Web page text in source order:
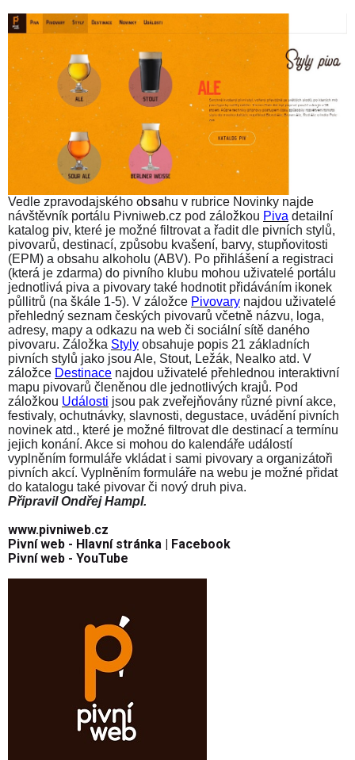
Vedle zpravodajského obsahu v rubrice Novinky najde
návštěvník portálu Pivniweb.cz pod záložkou Piva detailní
katalog piv, které je možné filtrovat a řadit dle pivních stylů,
pivovarů, destinací, způsobu kvašení, barvy, stupňovitosti
(EPM) a obsahu alkoholu (ABV). Po přihlášení a registraci
(která je zdarma) do pivního klubu mohou uživatelé portálu
jednotlivá piva a pivovary také hodnotit přidáváním ikonek
půllitrů (na škále 1-5). V záložce Pivovary najdou uživatelé
přehledný seznam českých pivovarů včetně názvu, loga,
adresy, mapy a odkazu na web či sociální sítě daného
pivovaru. Záložka Styly obsahuje popis 21 základních
pivních stylů jako jsou Ale, Stout, Ležák, Nealko atd. V
záložce Destinace najdou uživatelé přehlednou interaktivní
mapu pivovarů členěnou dle jednotlivých krajů. Pod
záložkou Události jsou pak zveřejňovány různé pivní akce,
festivaly, ochutnávky, slavnosti, degustace, uvádění pivních
novinek atd., které je možné filtrovat dle destinací a termínu
jejich konání. Akce si mohou do kalendáře událostí
vyplněním formuláře vkládat i sami pivovary a organizátoři
pivních akcí. Vyplněním formuláře na webu je možné přidat
do katalogu také pivovar či nový druh piva.
Připravil Ondřej Hampl.
www.pivniweb.cz
Pivní web - Hlavní stránka | Facebook
Pivní web - YouTube